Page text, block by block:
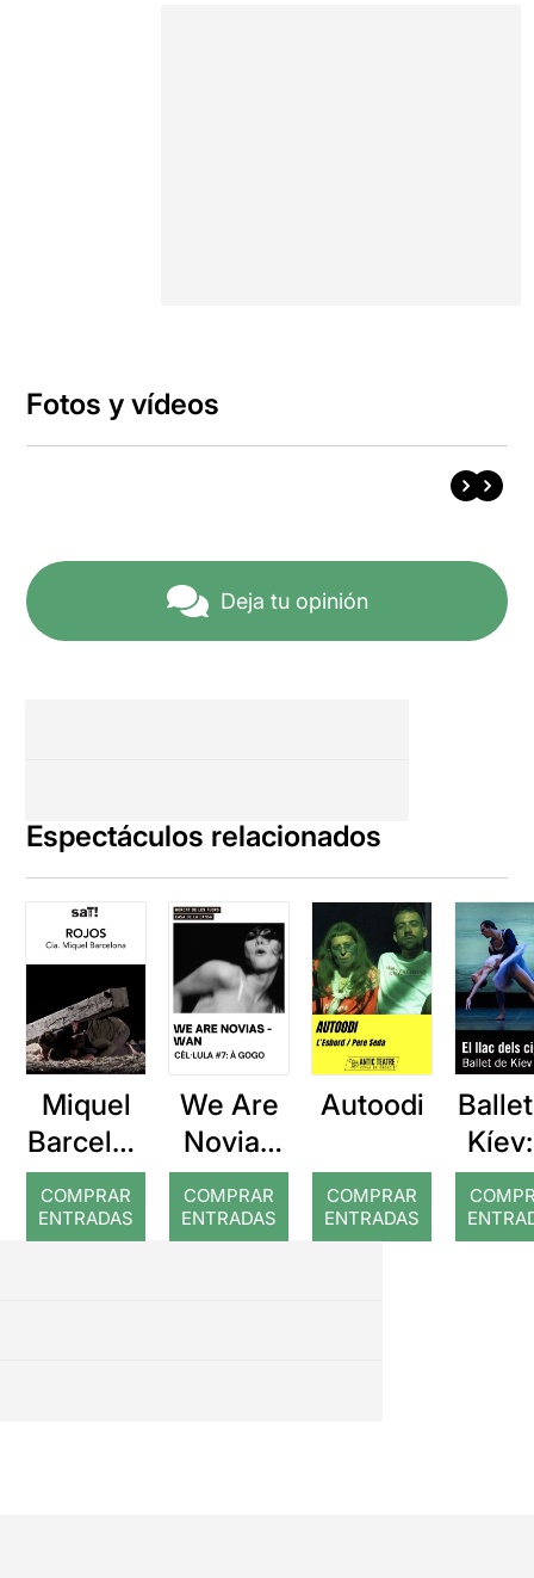
Fotos y vídeos
Deja tu opinión
Espectáculos relacionados
Miquel
Barcelon
a: Rojos
COMPRAR
ENTRADAS
We Are
Novias
(WAN):
À GOGO
COMPRAR
ENTRADAS
Autoodi
COMPRAR
ENTRADAS
llac